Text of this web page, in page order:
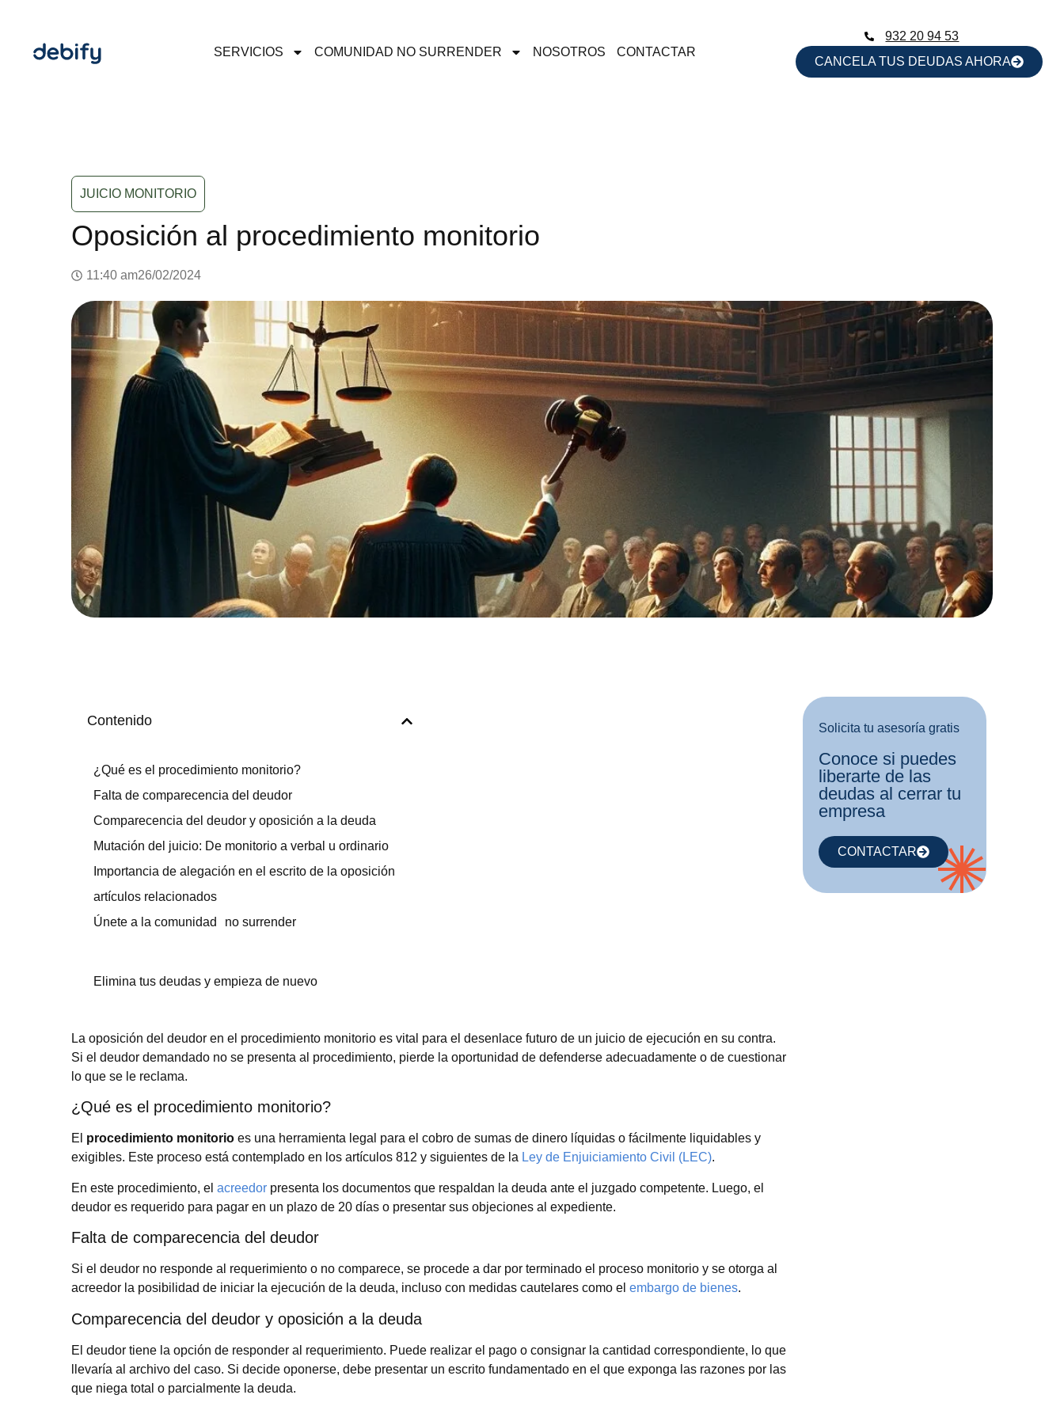
SERVICIOS COMUNIDAD NO SURRENDER NOSOTROS CONTACTAR
932 20 94 53
CANCELA TUS DEUDAS AHORA
JUICIO MONITORIO
Oposición al procedimiento monitorio
11:40 am26/02/2024
Contenido
¿Qué es el procedimiento monitorio?
Falta de comparecencia del deudor
Comparecencia del deudor y oposición a la deuda
Mutación del juicio: De monitorio a verbal u ordinario
Importancia de alegación en el escrito de la oposición
artículos relacionados
Únete a la comunidad no surrender
Elimina tus deudas y empieza de nuevo
La oposición del deudor en el procedimiento monitorio es vital para el desenlace futuro de un juicio de ejecución en su contra.
Si el deudor demandado no se presenta al procedimiento, pierde la oportunidad de defenderse adecuadamente o de cuestionar
lo que se le reclama.
¿Qué es el procedimiento monitorio?
El procedimiento monitorio es una herramienta legal para el cobro de sumas de dinero líquidas o fácilmente liquidables y
exigibles. Este proceso está contemplado en los artículos 812 y siguientes de la Ley de Enjuiciamiento Civil (LEC).
En este procedimiento, el acreedor presenta los documentos que respaldan la deuda ante el juzgado competente. Luego, el
deudor es requerido para pagar en un plazo de 20 días o presentar sus objeciones al expediente.
Falta de comparecencia del deudor
Si el deudor no responde al requerimiento o no comparece, se procede a dar por terminado el proceso monitorio y se otorga al
acreedor la posibilidad de iniciar la ejecución de la deuda, incluso con medidas cautelares como el embargo de bienes.
Comparecencia del deudor y oposición a la deuda
El deudor tiene la opción de responder al requerimiento. Puede realizar el pago o consignar la cantidad correspondiente, lo que
llevaría al archivo del caso. Si decide oponerse, debe presentar un escrito fundamentado en el que exponga las razones por las
que niega total o parcialmente la deuda.
Solicita tu asesoría gratis
Conoce si puedes
liberarte de las
deudas al cerrar tu
empresa
CONTACTAR